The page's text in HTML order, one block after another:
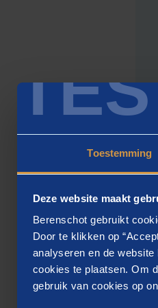
Toestemming
Deze website maakt
Berenschot gebruikt
Door te klikken op
analyseren en de
cookies te plaatsen. Om
gebruik van cookies op
en